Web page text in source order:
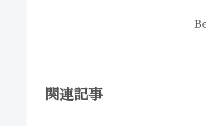
関連記事